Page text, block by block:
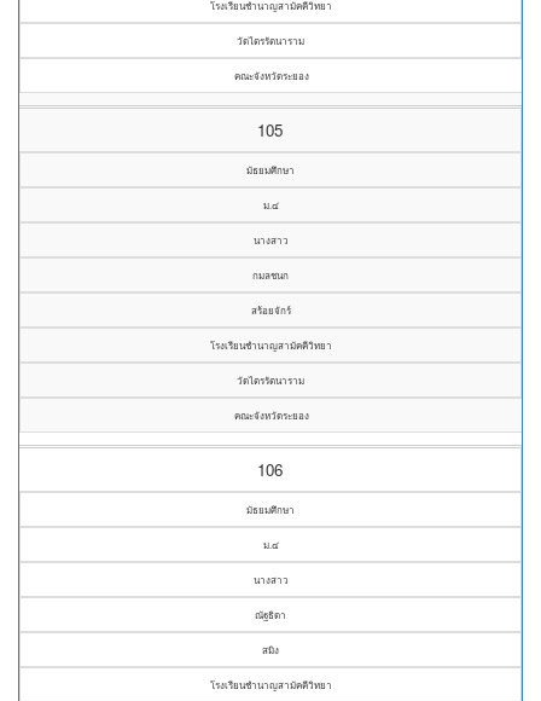
โรงเรียนชำนาญสามัคคีวิทยา
วัดไตรรัตนาราม
คณะจังหวัดระยอง
105
มัธยมศึกษา
ม.๔
นางสาว
กมลชนก
สร้อยจักร์
โรงเรียนชำนาญสามัคคีวิทยา
วัดไตรรัตนาราม
คณะจังหวัดระยอง
106
มัธยมศึกษา
ม.๔
นางสาว
ณัฐธิดา
สมิง
โรงเรียนชำนาญสามัคคีวิทยา